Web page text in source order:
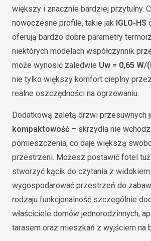
większy i znacznie bardziej przytulny.
nowoczesne profile, takie jak IGLO-HS
oferują bardzo dobre parametry
niektórych modelach współczynnik
może wynosić zaledwie Uw = 0,65 W/
nie tylko większy komfort cieplny
realne oszczędności na ogrzewaniu.
Dodatkową zaletą drzwi przesuwnych
kompaktowość – skrzydła nie
pomieszczenia, co daje większą
przestrzeni. Możesz postawić fotel
stworzyć kącik do czytania z widokiem
wygospodarować przestrzeń do
rodzaju funkcjonalność szczególnie
właściciele domów jednorodzinnych,
tarasem oraz mieszkań z wyjściem na